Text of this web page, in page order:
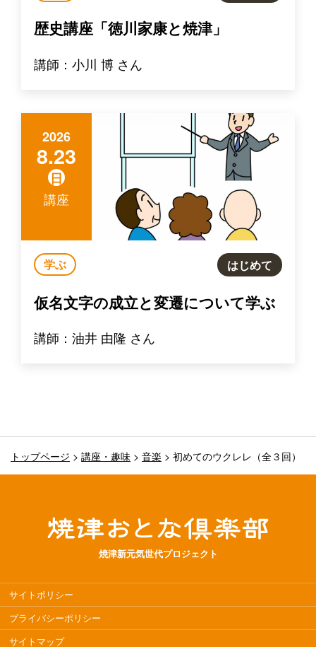
歴史講座「徳川家康と焼津」
講師：小川 博 さん
2026
8.23
日
講座
学ぶ はじめて
仮名文字の成立と変遷について学ぶ
講師：油井 由隆 さん
トップページ > 講座・趣味 > 音楽 > 初めてのウクレレ（全３回）
焼津新元気世代プロジェクト
サイトポリシー
プライバシーポリシー
サイトマップ